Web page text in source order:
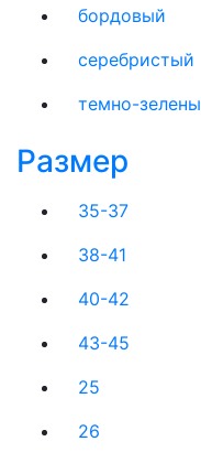
бордовый
серебристый
темно-
Размер
35-37
38-41
40-42
43-45
25
26